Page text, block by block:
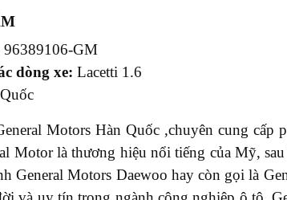
96389106-GM
dòng xe: Lacetti 1.6
Motors Hàn Quốc ,chuyên cung
Motor là thương hiệu nổi tiếng của Mỹ,
General Motors Daewoo hay còn gọi là